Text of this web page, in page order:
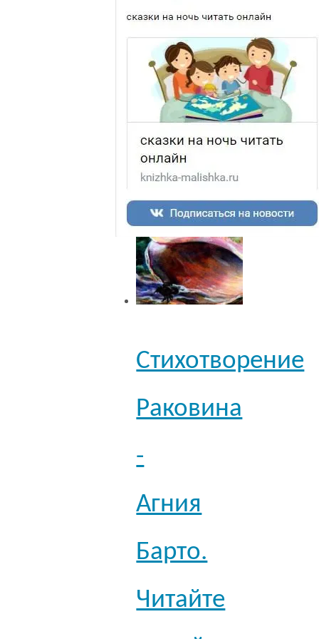
Барто.
Читайте
онлайн.
Стихотворение
Раковина
-
Агния
Барто.
Читайте